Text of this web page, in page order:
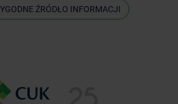
ŹRÓDŁO INFORMACJI